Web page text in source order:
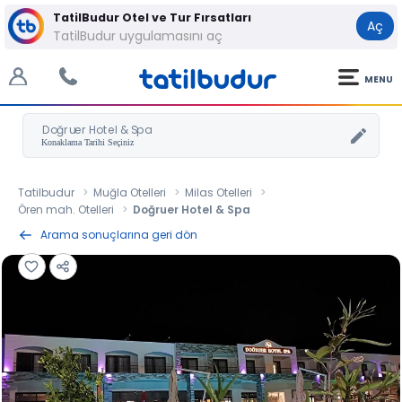
TatilBudur Otel ve Tur Fırsatları
TatilBudur uygulamasını aç
Aç
MENU
Doğruer Hotel & Spa
Tatilbudur Muğla Otelleri
Milas Otelleri
Ören mah. Otelleri
Doğruer Hotel & Spa
Arama sonuçlarına geri dön